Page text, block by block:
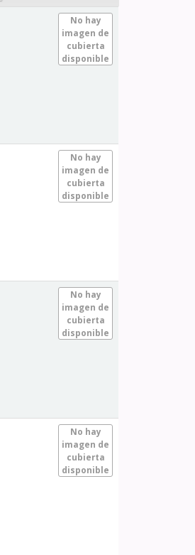
No hay
imagen de
cubierta
disponible
No hay
imagen de
cubierta
disponible
No hay
imagen de
cubierta
disponible
No hay
imagen de
cubierta
disponible